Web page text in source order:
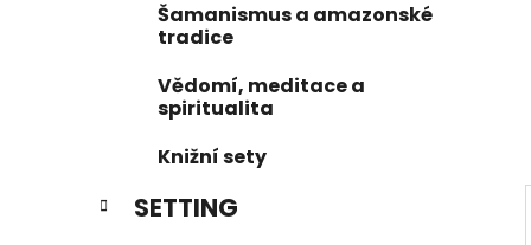
e
Šamanismus a amazonské
tradice
Vědomí, meditace a
spiritualita
Knižní sety
SETTING